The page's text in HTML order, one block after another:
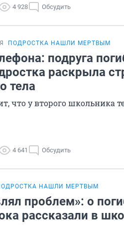
4 928 Обсудить
ПОДРОСТКА НАШЛИ МЕРТВЫМ
подруга
раскрыла
тела
что у второго школьника
4 641 Обсудить
НАШЛИ МЕРТВЫМ
проблем»: о
рассказали в